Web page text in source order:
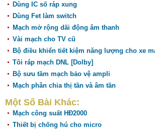
Dùng IC số ráp xung
Dùng Fet làm switch
Mạch mở rộng dãi động âm thanh
Vài mạch cho TV cũ
Bộ điều khiển tiết kiệm năng lượng cho xe
Tôi ráp mạch DNL [Dolby]
Bộ sưu tầm mạch bảo vệ ampli
Mạch phân chia thị tần và âm tần
Một Số Bài Khác:
Mạch công suất HĐ2000
Thiết bị chống hú cho micro